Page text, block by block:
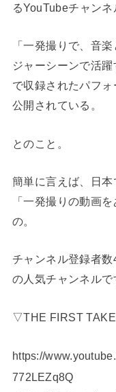
るYouTubeチャンネ
「一発撮りで、音楽
ジャーシーンで活
で収録されたパフ
公開されている。
とのこと。
簡単に言えば、日
「一発撮りの動画
の。
チャンネル登録者数
の人気チャンネルで
▽THE FIRST
https://
772LEZq8Q